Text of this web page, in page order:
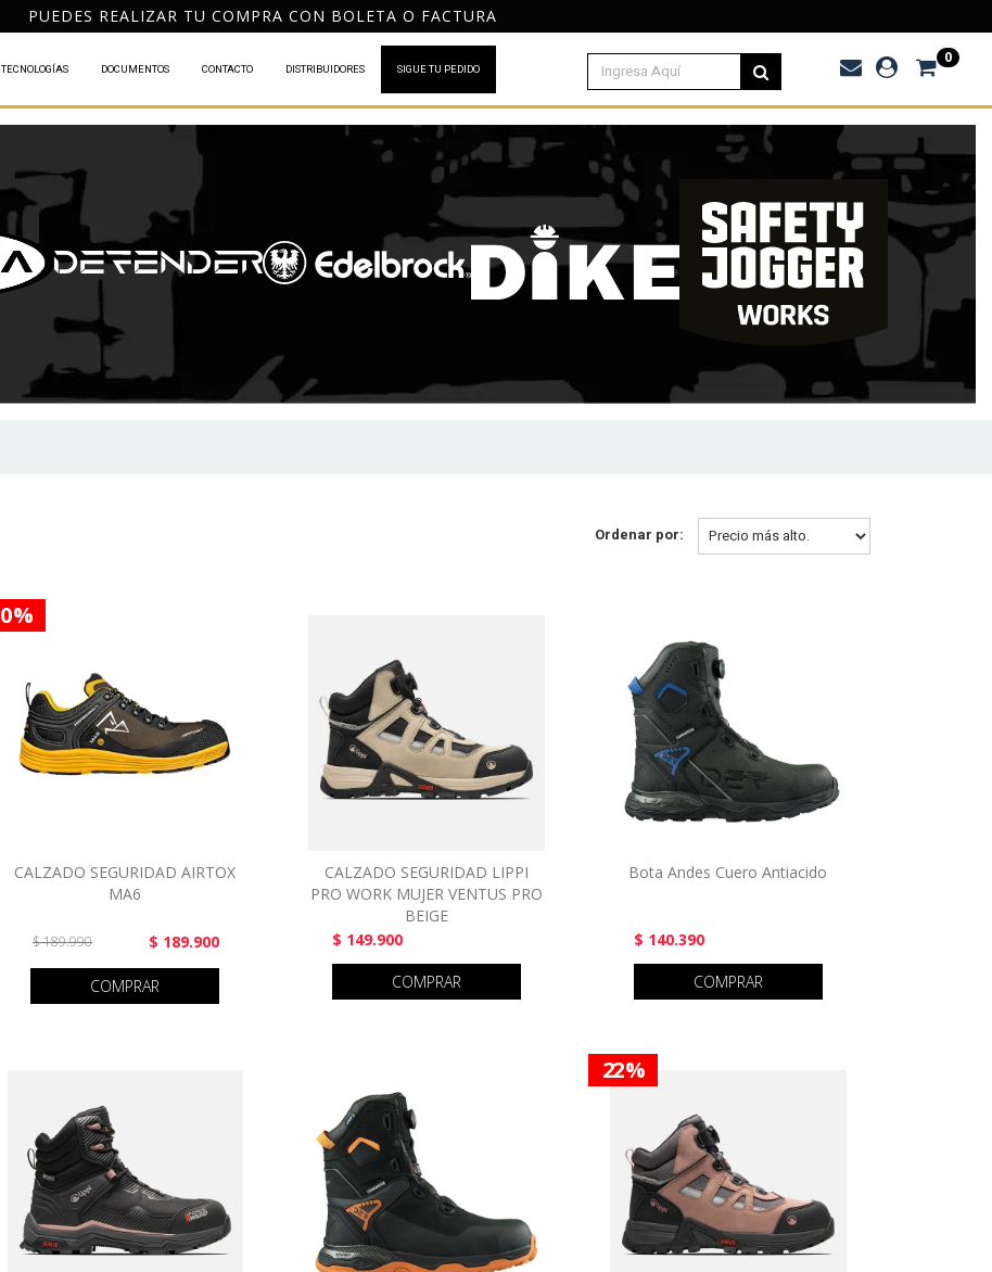
DESPACHO GRATIS A TODO CHILE POR COMPRAS DESDE $120.000
TECNOLOGÍAS DOCUMENTOS CONTACTO DISTRIBUIDORES SIGUE TU PEDIDO
0
Ordenar por:
0 %
CALZADO SEGURIDAD AIRTOX
MA6
$ 189.990 $ 189.900
COMPRAR
CALZADO SEGURIDAD LIPPI
PRO WORK MUJER VENTUS PRO
BEIGE
$ 149.900
COMPRAR
Bota Andes Cuero Antiacido
$ 140.390
COMPRAR
22 %